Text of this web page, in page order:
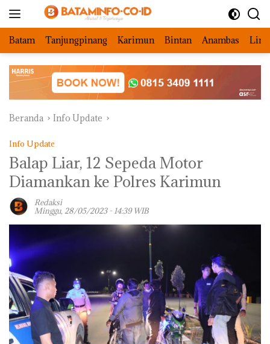
Batam Tanjungpinang Karimun Bintan Anambas
Beranda Info Update
Info Update
Balap Liar, 12 Sepeda Motor
Diamankan ke Polres Karimun
Redaksi
Minggu, 28/05/2023 - 14:39 WIB